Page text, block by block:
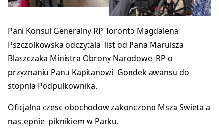
Pani Konsul Generalny RP Toronto Magdalena
Pszczolkowska odczytala list od Pana Maruisza
Blaszczaka Ministra Obrony Narodowej RP o
przyznaniu Panu Kapitanowi Gondek awansu do
stopnia Podpulkownika.
Oficjalna czesc obochodow zakonczono Msza Swieta a
nastepnie piknikiem w Parku.